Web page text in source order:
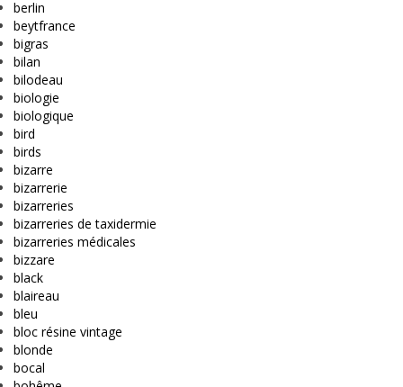
berlin
beytfrance
bigras
bilan
bilodeau
biologie
biologique
bird
birds
bizarre
bizarrerie
bizarreries
bizarreries de taxidermie
bizarreries médicales
bizzare
black
blaireau
bleu
bloc résine vintage
blonde
bocal